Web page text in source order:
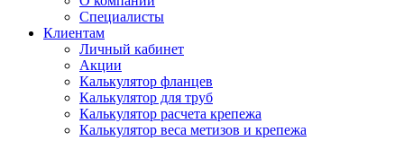
Специалисты
Клиентам
Личный кабинет
Акции
Калькулятор фланцев
Калькулятор для труб
Калькулятор расчета крепежа
Калькулятор веса метизов и крепежа